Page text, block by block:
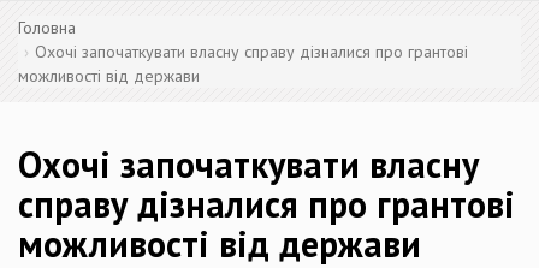
Головна
Охочі започаткувати власну справу дізналися про грантові
можливості від держави
Охочі започаткувати власну
справу дізналися про грантові
можливості від держави